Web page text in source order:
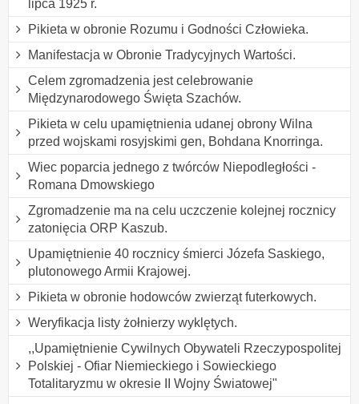
lipca 1925 r.
Pikieta w obronie Rozumu i Godności Człowieka.
Manifestacja w Obronie Tradycyjnych Wartości.
Celem zgromadzenia jest celebrowanie
Międzynarodowego Święta Szachów.
Pikieta w celu upamiętnienia udanej obrony Wilna
przed wojskami rosyjskimi gen, Bohdana Knorringa.
Wiec poparcia jednego z twórców Niepodległości -
Romana Dmowskiego
Zgromadzenie ma na celu uczczenie kolejnej rocznicy
zatonięcia ORP Kaszub.
Upamiętnienie 40 rocznicy śmierci Józefa Saskiego,
plutonowego Armii Krajowej.
Pikieta w obronie hodowców zwierząt futerkowych.
Weryfikacja listy żołnierzy wyklętych.
,,Upamiętnienie Cywilnych Obywateli Rzeczypospolitej
Polskiej - Ofiar Niemieckiego i Sowieckiego
Totalitaryzmu w okresie II Wojny Światowej"